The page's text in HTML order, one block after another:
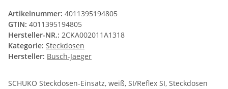
Artikelnummer: 4011395194805
GTIN: 4011395194805
Hersteller-NR.: 2CKA002011A1318
Kategorie: Steckdosen
Hersteller: Busch-Jaeger
SCHUKO Steckdosen-Einsatz, weiß, SI/Reflex SI, Steckdosen